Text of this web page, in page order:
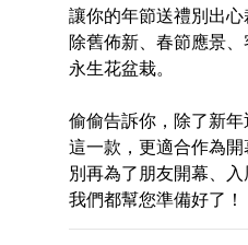
讓你的年節送禮別出心
除舊佈新、春節應景
永生花盆栽。
偷偷告訴你，除了新年
這一款，更適合作為開
別再為了朋友開幕、入
我們都幫您準備好了！